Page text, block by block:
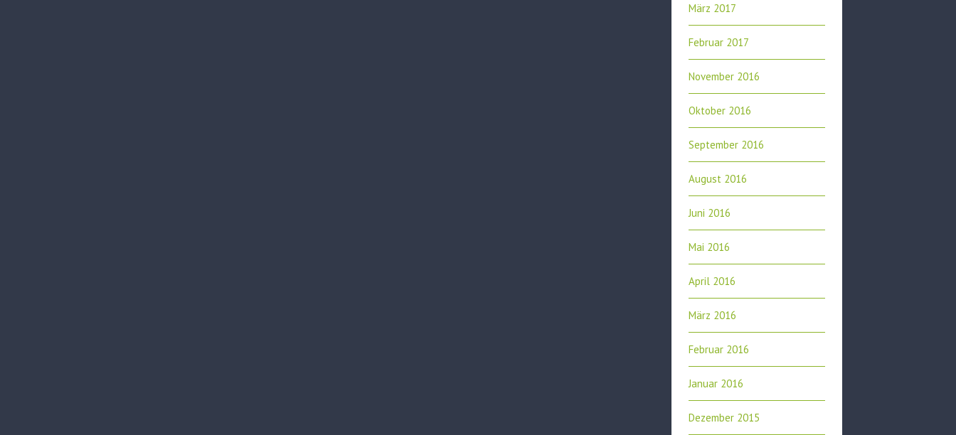
März 2017
Februar 2017
November 2016
Oktober 2016
September 2016
August 2016
Juni 2016
Mai 2016
April 2016
März 2016
Februar 2016
Januar 2016
Dezember 2015